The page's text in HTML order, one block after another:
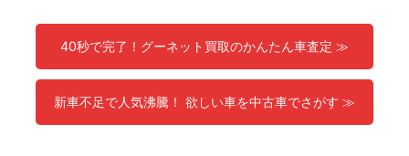
40秒で完了！グーネット買取のかんたん車査定 ≫
新車不足で人気沸騰！ 欲しい車を中古車でさがす ≫